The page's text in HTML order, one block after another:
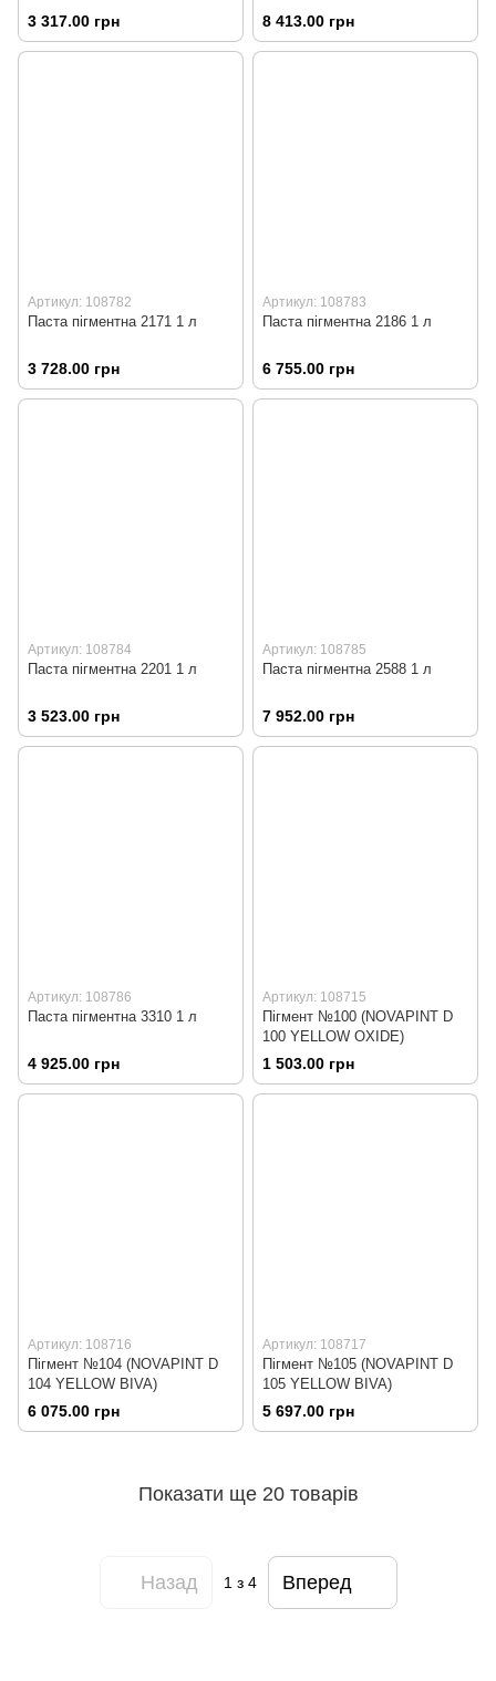
3 317.00 грн 8 413.00 грн
Артикул: 108782
Паста пігментна 2171 1 л
3 728.00 грн
Артикул: 108783
Паста пігментна 2186 1 л
6 755.00 грн
Артикул: 108784
Паста пігментна 2201 1 л
3 523.00 грн
Артикул: 108785
Паста пігментна 2588 1 л
7 952.00 грн
Артикул: 108786
Паста пігментна 3310 1 л
4 925.00 грн
Артикул: 108715
Пігмент №100 (NOVAPINT D
100 YELLOW OXIDE)
1 503.00 грн
Артикул: 108716
Пігмент №104 (NOVAPINT D
104 YELLOW BIVA)
6 075.00 грн
Артикул: 108717
Пігмент №105 (NOVAPINT D
105 YELLOW BIVA)
5 697.00 грн
Показати ще 20 товарів
Назад 1з 4 Вперед